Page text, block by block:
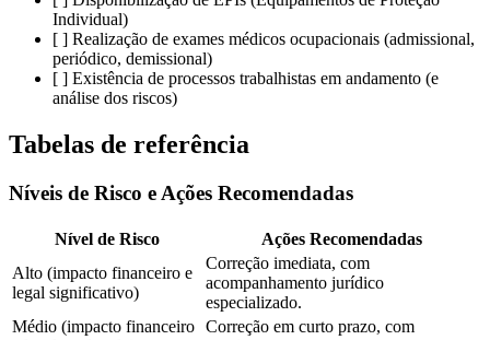
Individual)
[ ] Realização de exames médicos ocupacionais (admissional,
periódico, demissional)
[ ] Existência de processos trabalhistas em andamento (e
análise dos riscos)
Tabelas de referência
Níveis de Risco e Ações Recomendadas
Nível de Risco
Ações Recomendadas
Alto (impacto financeiro e
legal significativo)
Correção imediata, com
acompanhamento jurídico
especializado.
Médio (impacto financeiro Correção em curto prazo, com